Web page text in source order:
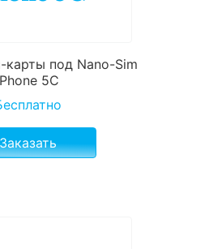
карты под Nano-Sim
5C